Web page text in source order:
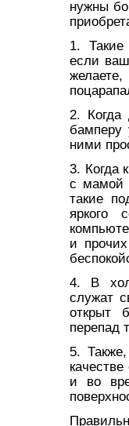
нужны
1. Такие
если
2. Когда
бамперу
ними
3. Когда
с мамой
такие
яркого
и
4. В
служат
открыт
перепад
5.
и во